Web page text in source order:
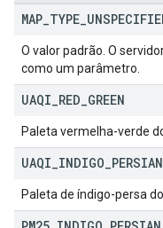
MAP TYPE
O valor padrão. O
como um parâmetro.
UAQI RED GREEN
Paleta vermelha-verde
UAQI INDIGO PERSIAN
Paleta de índigo-persa